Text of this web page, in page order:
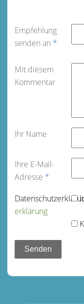
Empfehlung
senden an *
Mit diesem
Kommentar
Ihr Name
Ihre E-Mail-
Adresse *
erklärung